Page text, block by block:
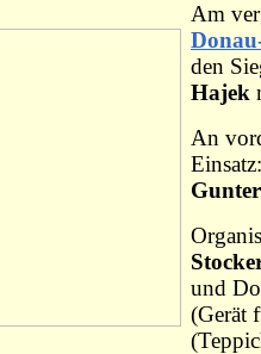
Am
den
Hajek
An
und
(Gerät